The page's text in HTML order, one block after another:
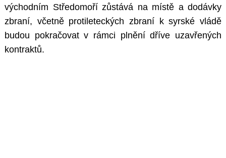
východním Středomoří zůstává na místě a dodávky
zbraní, včetně protileteckých zbraní k syrské vládě
budou pokračovat v rámci plnění dříve uzavřených
kontraktů.